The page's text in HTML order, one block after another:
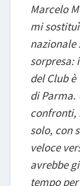
Marcelo
mi
nazionale
sorpresa:
del Club
di Parma.
confronti,
solo, con
veloce
avrebbe
tempo